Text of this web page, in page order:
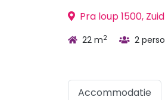
Pra loup 1500,
22 m2 2
Accommodatie